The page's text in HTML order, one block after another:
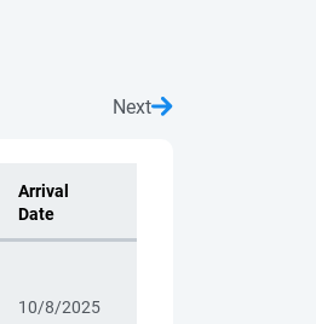
Next
Arrival
Date
10/8/2025